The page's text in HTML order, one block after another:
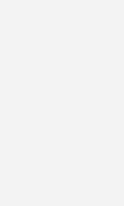
Gebiet
– vom
vor Ort
in Vertrieb
im